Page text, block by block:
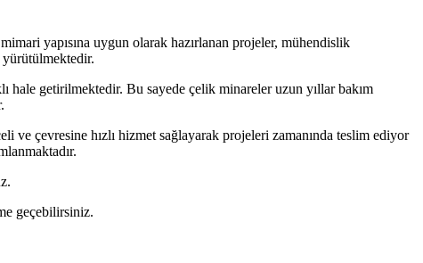
yapısına uygun olarak hazırlanan projeler, mühendislik
yürütülmektedir.
hale getirilmektedir. Bu sayede çelik minareler uzun yıllar bakım
ve çevresine hızlı hizmet sağlayarak projeleri zamanında teslim ediyor
geçebilirsiniz.